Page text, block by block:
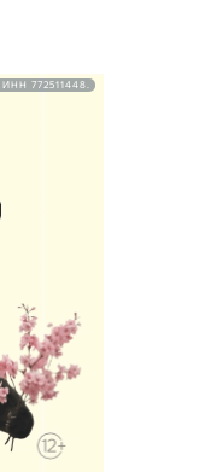
772511448.